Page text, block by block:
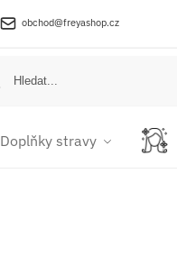
obchod@freyashop.cz
Doplňky stravy